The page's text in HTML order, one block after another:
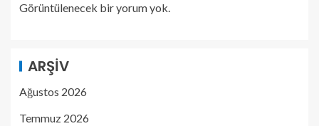
Görüntülenecek bir yorum yok.
ARŞIV
Ağustos 2026
Temmuz 2026